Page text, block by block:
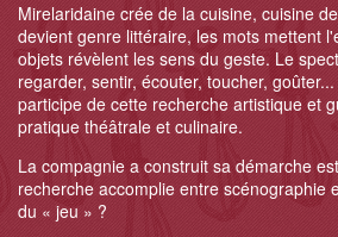
Mirelaridaine crée de la cuisine, cuisine
devient genre littéraire, les mots mettent
objets révèlent les sens du geste. Le
regarder, sentir, écouter, toucher,
participe de cette recherche artistique et
pratique théâtrale et culinaire.
La compagnie a construit sa démarche
recherche accomplie entre scénographie
du « jeu » ?